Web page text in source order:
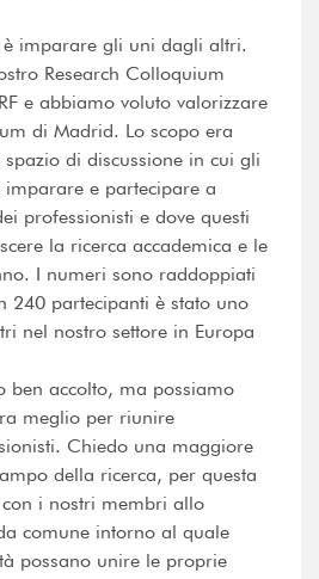
è imparare gli uni dagli altri.
Research Colloquium
e abbiamo voluto valorizzare
di Madrid. Lo scopo era
di discussione in cui gli
imparare e partecipare a
professionisti e dove questi
la ricerca accademica e le
I numeri sono raddoppiati
240 partecipanti è stato uno
nel nostro settore in Europa
ben accolto, ma possiamo
meglio per riunire
Chiedo una maggiore
della ricerca, per questa
i nostri membri allo
comune intorno al quale
possano unire le proprie